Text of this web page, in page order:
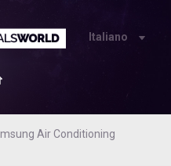
Italiano
Air Conditioning